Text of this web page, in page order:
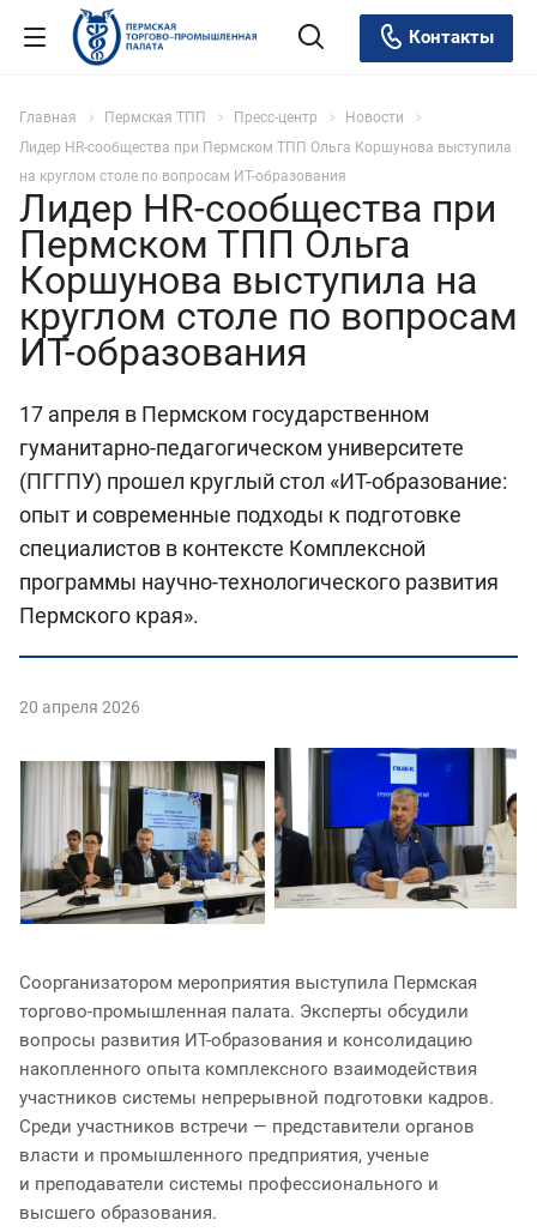
Контакты
Главная Пермская ТПП Пресс-центр
Новости
Лидер HR-сообщества при Пермском ТПП Ольга Коршунова выступила
на круглом столе по вопросам ИТ-образования
Лидер HR-сообщества при
Пермском ТПП Ольга
Коршунова выступила на
круглом столе по вопросам
ИТ-образования
17 апреля в Пермском государственном
гуманитарно-педагогическом университете
(ПГГПУ) прошел круглый стол «ИТ-образование:
опыт и современные подходы к подготовке
специалистов в контексте Комплексной
программы научно-технологического развития
Пермского края».
20 апреля 2026
Соорганизатором мероприятия выступила Пермская
торгово-промышленная палата. Эксперты обсудили
вопросы развития ИТ-образования и консолидацию
накопленного опыта комплексного взаимодействия
участников системы непрерывной подготовки кадров.
Среди участников встречи — представители органов
власти и промышленного предприятия, ученые
и преподаватели системы профессионального и
высшего образования.